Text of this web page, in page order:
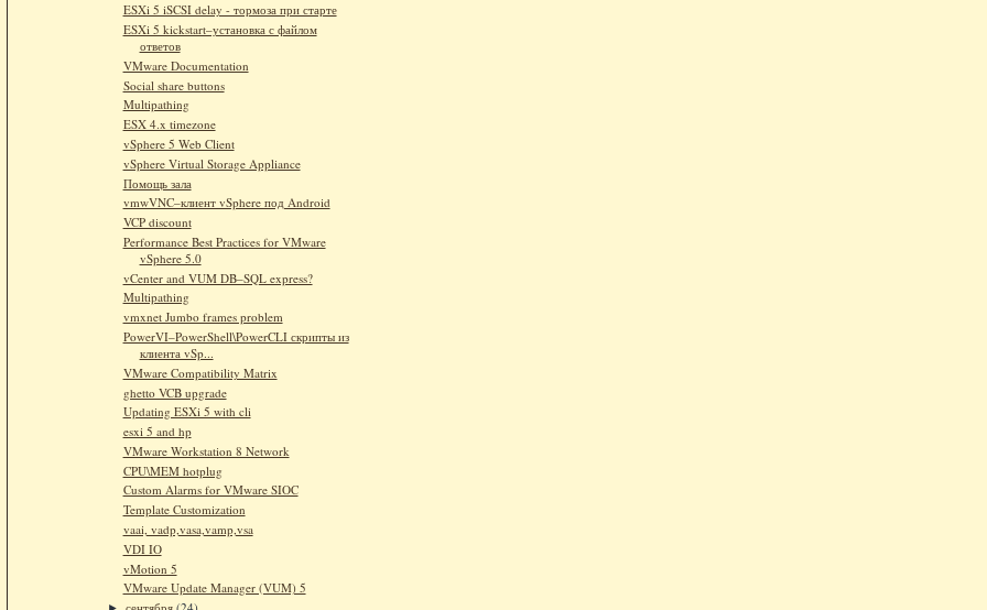
ESXi 5 iSCSI delay - тормоза при старте
ESXi 5 kickstart–установка с файлом
ответов
VMware Documentation
Social share buttons
Multipathing
ESX 4.x timezone
vSphere 5 Web Client
vSphere Virtual Storage Appliance
Помощь зала
vmwVNC–клиент vSphere под Android
VCP discount
Performance Best Practices for VMware
vSphere 5.0
vCenter and VUM DB–SQL express?
Multipathing
vmxnet Jumbo frames problem
PowerVI–PowerShell\PowerCLI скрипты из
клиента vSp...
VMware Compatibility Matrix
ghetto VCB upgrade
Updating ESXi 5 with cli
esxi 5 and hp
VMware Workstation 8 Network
CPU\MEM hotplug
Custom Alarms for VMware SIOC
Template Customization
vaai, vadp,vasa,vamp,vsa
VDI IO
vMotion 5
VMware Update Manager (VUM) 5